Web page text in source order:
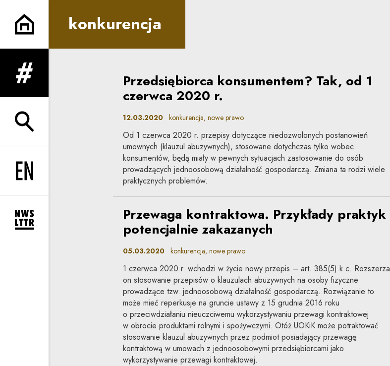
konkurencja | Co do zasady
rozwiń menu
rozwiń wyszukiwarkę
Change language to EN
rozwiń formularz zapisu na newsletter
konkurencja
Przedsiębiorca konsumentem? Tak, od 1
czerwca 2020 r.
12.03.2020konkurencja, nowe prawo
Od 1 czerwca 2020 r. przepisy dotyczące niedozwolonych postanowień
umownych (klauzul abuzywnych), stosowane dotychczas tylko wobec
konsumentów, będą miały w pewnych sytuacjach zastosowanie do osób
prowadzących jednoosobową działalność gospodarczą. Zmiana ta rodzi wiele
praktycznych problemów.
Przewaga kontraktowa. Przykłady praktyk
potencjalnie zakazanych
05.03.2020konkurencja, nowe prawo
1 czerwca 2020 r. wchodzi w życie nowy przepis – art. 385(5) k.c. Rozszerza
on stosowanie przepisów o klauzulach abuzywnych na osoby fizyczne
prowadzące tzw. jednoosobową działalność gospodarczą. Rozwiązanie to
może mieć reperkusje na gruncie ustawy z 15 grudnia 2016 roku
o przeciwdziałaniu nieuczciwemu wykorzystywaniu przewagi kontraktowej
w obrocie produktami rolnymi i spożywczymi. Otóż UOKiK może potraktować
stosowanie klauzul abuzywnych przez podmiot posiadający przewagę
kontraktową w umowach z jednoosobowymi przedsiębiorcami jako
wykorzystywanie przewagi kontraktowej.